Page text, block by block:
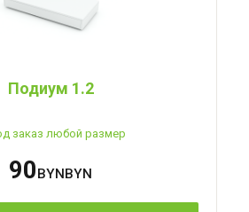
Подиум 1.2
заказ любой размер
90BYN